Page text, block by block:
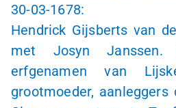
30-03-1678:
Hendrick Gijsberts van
met Josyn
erfgenamen van
grootmoeder,